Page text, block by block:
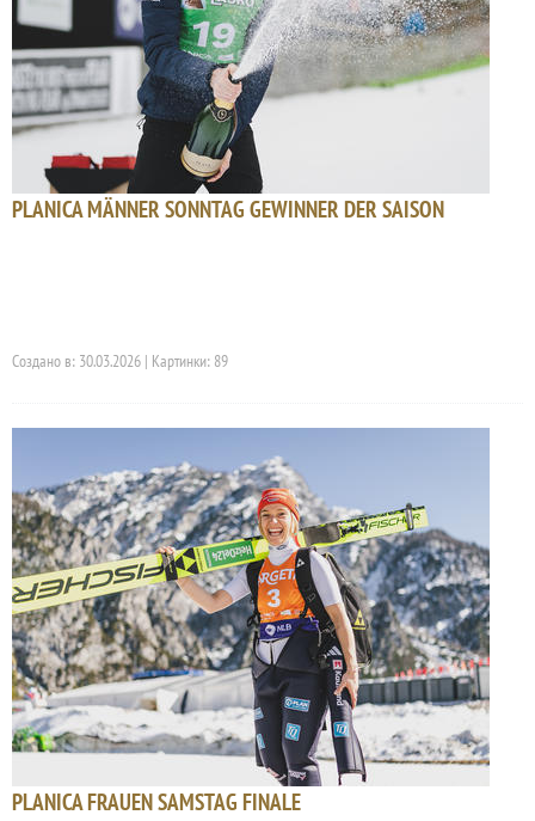
PLANICA MÄNNER SONNTAG GEWINNER DER SAISON
Создано в: 30.03.2026 | Картинки: 89
PLANICA FRAUEN SAMSTAG FINALE